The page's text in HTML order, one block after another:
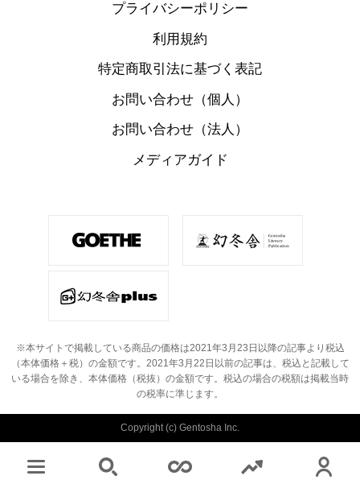
プライバシーポリシー
利用規約
特定商取引法に基づく表記
お問い合わせ（個人）
お問い合わせ（法人）
メディアガイド
※本サイトで掲載している商品の価格は2021年3月23日以降の記事より税込
（本体価格＋税）の金額です。
2021年3月22日以前の記事は、税込と記載して
いる場合を除き、本体価格（税抜）の金額です。 税込の場合の税額は掲載当時
の税率に準じます。
Copyright (c) Gentosha Inc.